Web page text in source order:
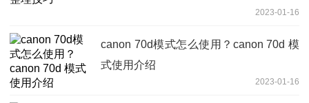
2023-01-16
canon 70d模式怎么使用？canon 70d 模
式使用介绍
2023-01-16